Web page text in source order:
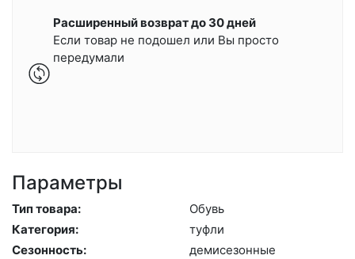
Расширенный возврат до 30 дней
Если товар не подошел или Вы просто
передумали
Параметры
Тип товара:
Обувь
Категория:
туф­ли
Сезонность:
де­мисе­зон­ные